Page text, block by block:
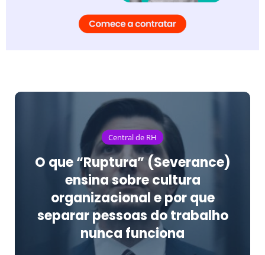
Central de RH
O que “Ruptura” (Severance)
ensina sobre cultura
organizacional e por que
separar pessoas do trabalho
nunca funciona